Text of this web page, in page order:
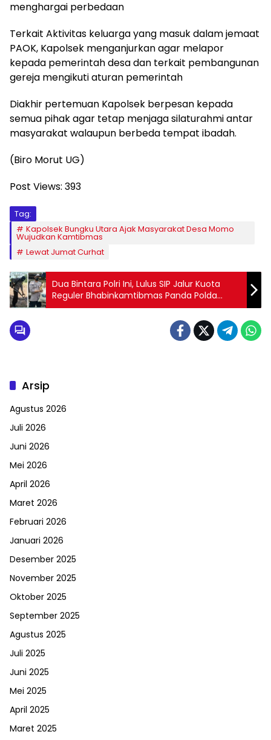
menghargai perbedaan
Terkait Aktivitas keluarga yang masuk dalam jemaat
PAOK, Kapolsek menganjurkan agar melapor
kepada pemerintah desa dan terkait pembangunan
gereja mengikuti aturan pemerintah
Diakhir pertemuan Kapolsek berpesan kepada
semua pihak agar tetap menjaga silaturahmi antar
masyarakat walaupun berbeda tempat ibadah.
(Biro Morut UG)
Post Views: 393
Tag:
Kapolsek Bungku Utara Ajak Masyarakat Desa Momo
Wujudkan Kamtibmas
Lewat Jumat Curhat
Dua Bintara Polri Ini, Lulus SIP Jalur Kuota
Reguler Bhabinkamtibmas Panda Polda
Sulteng
Arsip
Agustus 2026
Juli 2026
Juni 2026
Mei 2026
April 2026
Maret 2026
Februari 2026
Januari 2026
Desember 2025
November 2025
Oktober 2025
September 2025
Agustus 2025
Juli 2025
Juni 2025
Mei 2025
April 2025
Maret 2025